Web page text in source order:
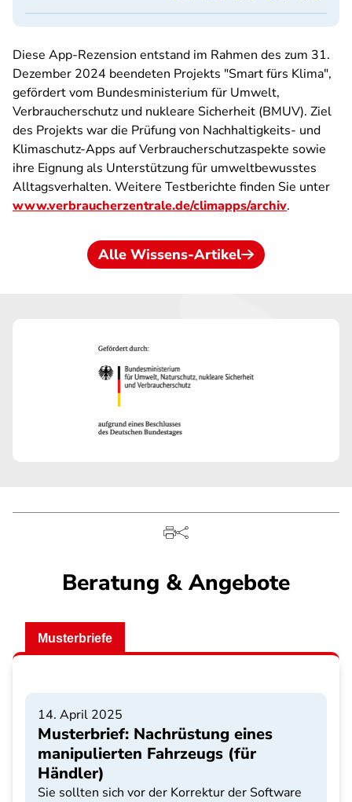
Diese App-Rezension entstand im Rahmen des zum 31.
Dezember 2024 beendeten Projekts "Smart fürs Klima",
gefördert vom Bundesministerium für Umwelt,
Verbraucherschutz und nukleare Sicherheit (BMUV). Ziel
des Projekts war die Prüfung von Nachhaltigkeits- und
Klimaschutz-Apps auf Verbraucherschutzaspekte sowie
ihre Eignung als Unterstützung für umweltbewusstes
Alltagsverhalten. Weitere Testberichte finden Sie unter
www.verbraucherzentrale.de/climapps/archiv.
Alle Wissens-Artikel
Beratung & Angebote
Musterbriefe
14. April 2025
Musterbrief: Nachrüstung eines
manipulierten Fahrzeugs (für
Händler)
Sie sollten sich vor der Korrektur der Software